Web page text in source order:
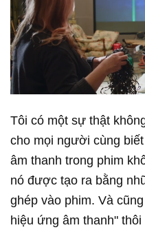
Tôi có một sự thật
cho mọi người cùng
âm thanh trong phim
nó được tạo ra bằng
ghép vào phim. Và
hiệu ứng âm thanh"